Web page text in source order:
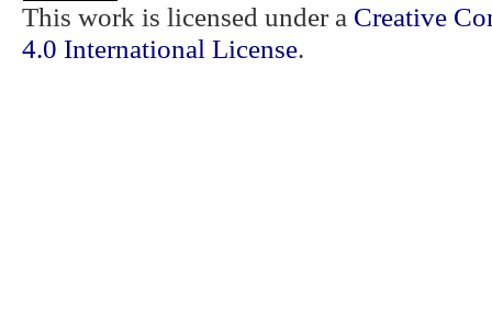
This work is licensed under a Creative
4.0 International License.